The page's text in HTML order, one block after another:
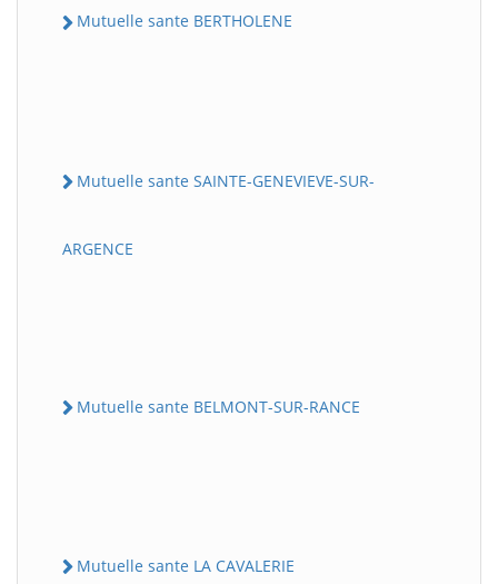
Mutuelle sante BERTHOLENE
Mutuelle sante SAINTE-GENEVIEVE-SUR-
ARGENCE
Mutuelle sante BELMONT-SUR-RANCE
Mutuelle sante LA CAVALERIE